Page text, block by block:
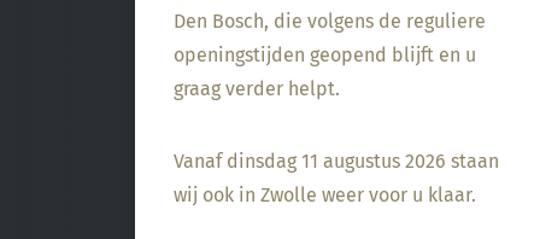
Den Bosch, die volgens de reguliere
openingstijden geopend blijft en u
graag verder helpt.
Vanaf dinsdag 11 augustus 2026 staan
wij ook in Zwolle weer voor u klaar.